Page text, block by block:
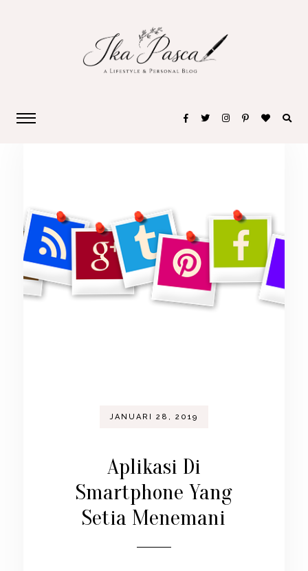
JANUARI 28, 2019
Aplikasi Di
Smartphone Yang
Setia Menemani